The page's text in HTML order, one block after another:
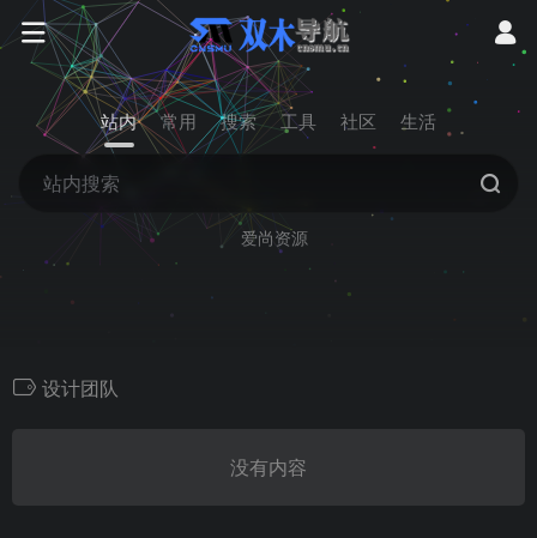
站内 常用 搜索 工具 社区 生活
爱尚资源
设计团队
没有内容